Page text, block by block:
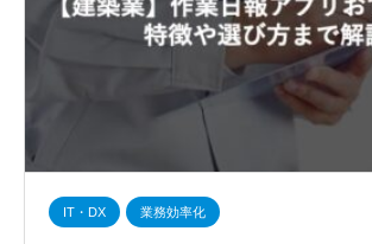
IT・DX 業務効率化